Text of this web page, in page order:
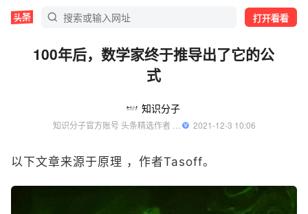
打开看看
100年后，数学家终于推导出了它的公
式
知识分子
  2021-12-3 10:06
以下文章来源于原理 ，作者Tasoff。